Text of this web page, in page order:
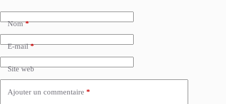
Nom*
E-mail*
Site web
Ajouter un commentaire *